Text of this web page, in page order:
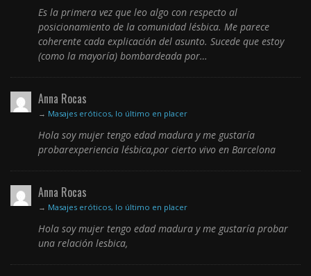
Es la primera vez que leo algo con respecto al
posicionamiento de la comunidad lésbica. Me parece
coherente cada explicación del asunto. Sucede que estoy
(como la mayoría) bombardeada por…
Anna Rocas
→ Masajes eróticos, lo último en placer
Hola soy mujer tengo edad madura y me gustaría
probarexperiencia lésbica,por cierto vivo en Barcelona
Anna Rocas
→ Masajes eróticos, lo último en placer
Hola soy mujer tengo edad madura y me gustaría probar
una relación lesbica,